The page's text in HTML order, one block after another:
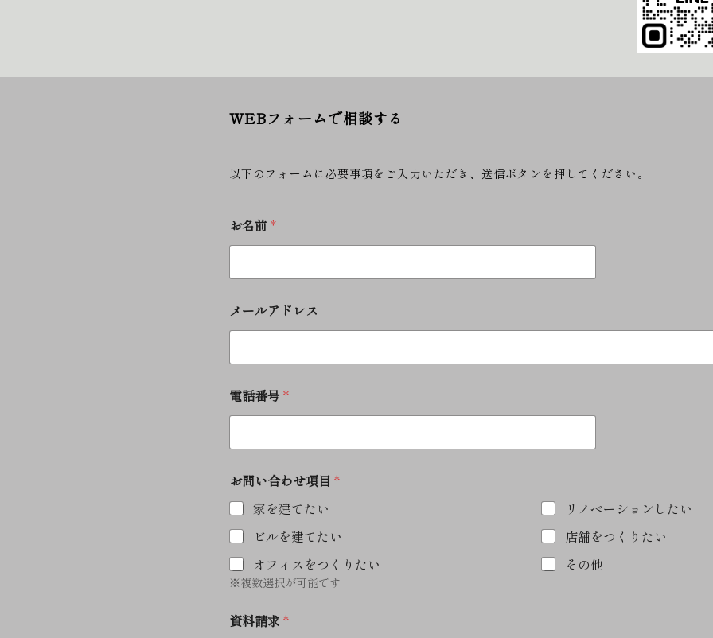
WEBフォームで相談する
以下のフォームに必要事項をご入力いただき、送信ボタンを押してください。
お名前 *
メールアドレス
電話番号 *
お問い合わせ項目 *
家を建てたい
リノベーションしたい
ビルを建てたい
店舗をつくりたい
オフィスをつくりたい
その他
※複数選択が可能です
資料請求 *